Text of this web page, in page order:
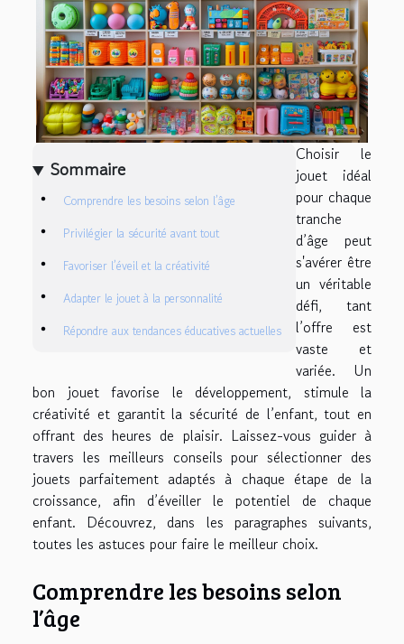
Sommaire
Comprendre les besoins selon l’âge
Privilégier la sécurité avant tout
Favoriser l’éveil et la créativité
Adapter le jouet à la personnalité
Répondre aux tendances éducatives actuelles
Choisir le
jouet idéal
pour chaque
tranche
d’âge peut
s'avérer être
un véritable
défi, tant
l’offre est
vaste et
variée. Un
bon jouet favorise le développement, stimule la
créativité et garantit la sécurité de l’enfant, tout en
offrant des heures de plaisir. Laissez-vous guider à
travers les meilleurs conseils pour sélectionner des
jouets parfaitement adaptés à chaque étape de la
croissance, afin d’éveiller le potentiel de chaque
enfant. Découvrez, dans les paragraphes suivants,
toutes les astuces pour faire le meilleur choix.
Comprendre les besoins selon
l’âge